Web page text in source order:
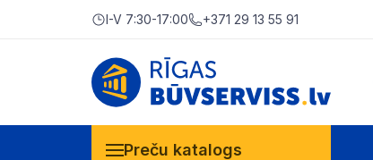
I-V 7:30-17:00 +371 29 13 55 91
Preču katalogs